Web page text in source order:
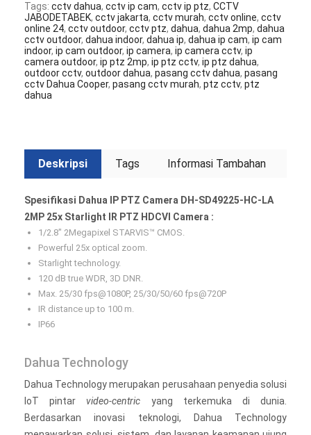
Tags: cctv dahua, cctv ip cam, cctv ip ptz, CCTV
JABODETABEK, cctv jakarta, cctv murah, cctv online, cctv
online 24, cctv outdoor, cctv ptz, dahua, dahua 2mp, dahua
cctv outdoor, dahua indoor, dahua ip, dahua ip cam, ip cam
indoor, ip cam outdoor, ip camera, ip camera cctv, ip
camera outdoor, ip ptz 2mp, ip ptz cctv, ip ptz dahua,
outdoor cctv, outdoor dahua, pasang cctv dahua, pasang
cctv Dahua Cooper, pasang cctv murah, ptz cctv, ptz
dahua
Deskripsi Tags Informasi Tambahan
Spesifikasi Dahua IP PTZ Camera DH-SD49225-HC-LA
2MP 25x Starlight IR PTZ HDCVI Camera :
1/2.8″ 2Megapixel STARVIS™ CMOS.
Powerful 25x optical zoom.
Starlight technology.
120 dB true WDR, 3D DNR.
Max. 25/30 fps@1080P, 25/30/50/60 fps@720P
IR distance up to 100 m.
IP66
Dahua Technology
Dahua Technology merupakan perusahaan penyedia solusi
IoT pintarvideo-centric yang terkemuka di dunia.
Berdasarkan inovasi teknologi, Dahua Technology